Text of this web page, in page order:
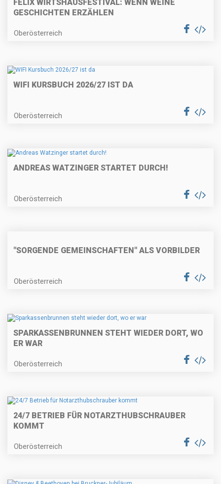
FELIX WIRTSHAUSFESTIVAL: WENN WEINE
GESCHICHTEN ERZÄHLEN
Oberösterreich
WIFI KURSBUCH 2026/27 IST DA
Oberösterreich
ANDREAS WATZINGER STARTET DURCH!
Oberösterreich
"SORGENDE GEMEINSCHAFTEN" ALS VORBILDER
Oberösterreich
SPARKASSENBRUNNEN STEHT WIEDER DORT, WO
ER WAR
Oberösterreich
24/7 BETRIEB FÜR NOTARZTHUBSCHRAUBER
KOMMT
Oberösterreich